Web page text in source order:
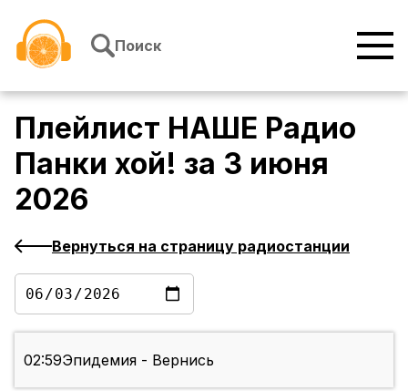
Поиск
Плейлист НАШЕ Радио
Панки хой! за 3 июня
2026
Вернуться на страницу радиостанции
02:59Эпидемия - Вернись